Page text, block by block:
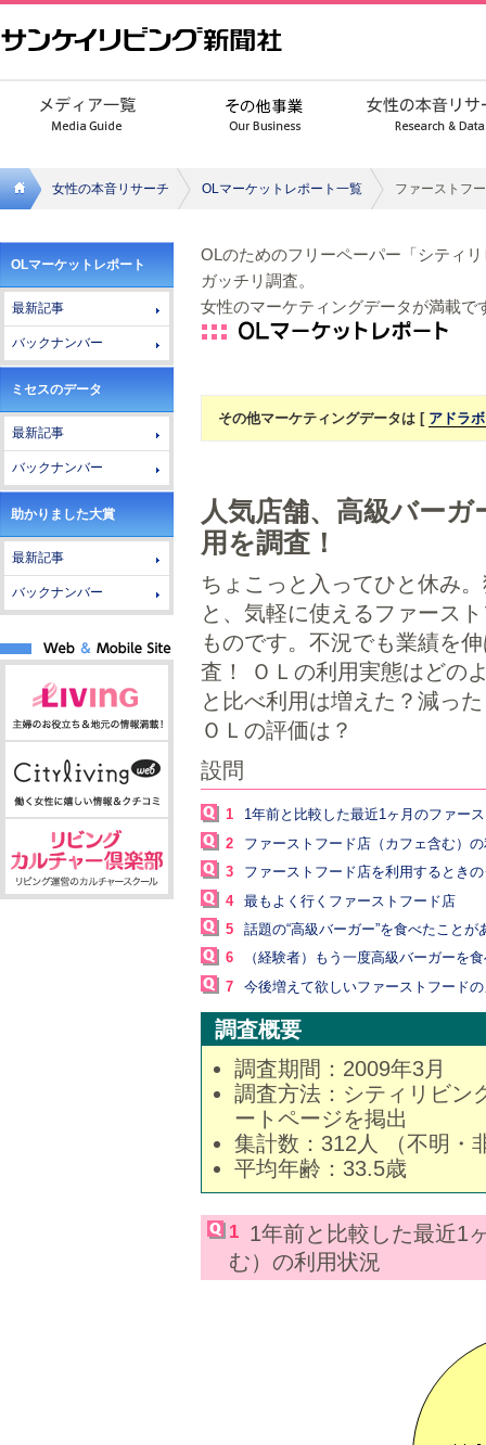
イリビ
ング新
女性の本音リサーチ OLマーケットレポート一覧 ファーストフ
OLマーケットレポート
最新記事
バックナンバー
ミセスのデータ
最新記事
バックナンバー
助かりました大賞
最新記事
バックナンバー
OLのためのフリーペーパー「シティ
ガッチリ調査。
女性のマーケティングデータが満載で
その他マーケティングデータは [ アドラ
人気店舗、高級バー
用を調査！
ちょこっと入ってひと休み
と、気軽に使えるファース
ものです。不況でも業績を
査！ ＯＬの利用実態はど
と比べ利用は増えた？減っ
ＯＬの評価は？
設問
1
1年前と比較した最近1ヶ月のファー
2
ファーストフード店（カフェ含む）
3
ファーストフード店を利用するとき
4
最もよく行くファーストフード店
5
話題の“高級バーガー”を食べたことが
6
（経験者）もう一度高級バーガーを
7
今後増えて欲しいファーストフード
調査概要
調査期間：2009年3月
調査方法：シティリビン
ートページを掲出
集計数：312人 （不明・
平均年齢：33.5歳
1
1年前と比較した最近1
む）の利用状況